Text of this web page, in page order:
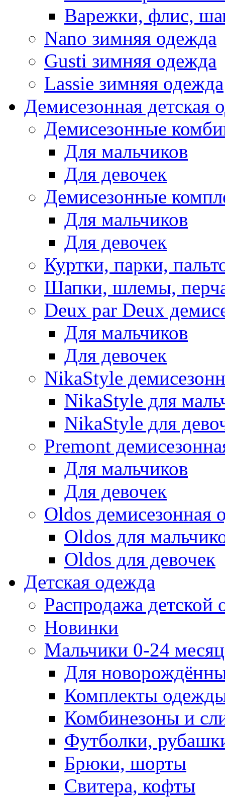
Варежки, флис,
Nano зимняя одежда
Gusti зимняя одежда
Lassie зимняя одежда
Демисезонная детская
Демисезонные
Для мальчиков
Для девочек
Демисезонные
Для мальчиков
Для девочек
Куртки, парки,
Шапки, шлемы,
Deux par Deux
Для мальчиков
Для девочек
NikaStyle
NikaStyle для
NikaStyle для
Premont
Для мальчиков
Для девочек
Oldos демисезонная
Oldos для
Oldos для девочек
Детская одежда
Распродажа детской
Новинки
Мальчики 0-24
Для
Комплекты
Комбинезоны и
Футболки,
Брюки, шорты
Свитера, кофты